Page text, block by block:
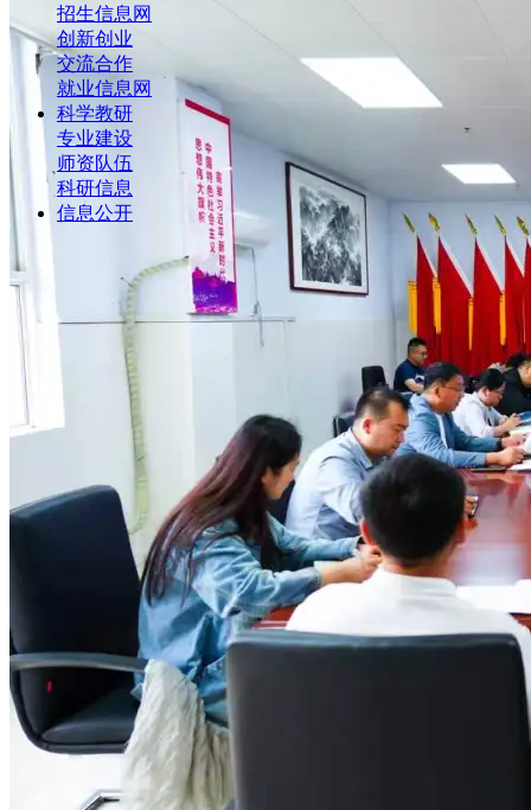
招生信息网
创新创业
交流合作
就业信息网
科学教研
专业建设
师资队伍
科研信息
信息公开